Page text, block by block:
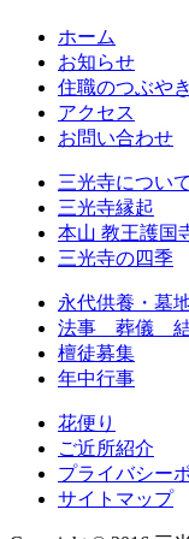
ホーム
お知らせ
住職のつぶやき
アクセス
お問い合わせ
三光寺について
三光寺縁起
本山 教王護国
三光寺の四季
永代供養・墓
法事 葬儀
檀徒募集
年中行事
花便り
ご近所紹介
プライバシー
サイトマップ